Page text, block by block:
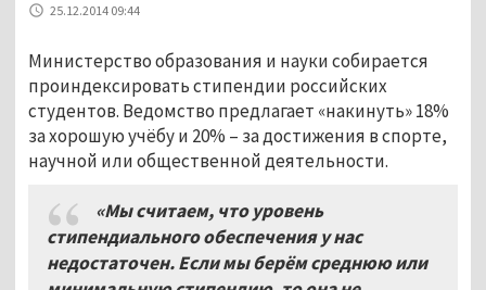
25.12.2014 09:44
Министерство образования и науки собирается
проиндексировать стипендии российских
студентов. Ведомство предлагает «накинуть» 18%
за хорошую учёбу и 20% – за достижения в спорте,
научной или общественной деятельности.
«Мы считаем, что уровень
стипендиального обеспечения у нас
недостаточен. Если мы берём среднюю или